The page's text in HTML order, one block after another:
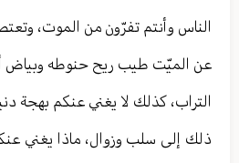
الناس وأنتم تفرّون من الموت،
عن الميّت طيب ريح حنوطه وبياض
التراب، كذلك لا يغني عنكم بهجة
ذلك إلى سلب وزوال، ماذا يغني